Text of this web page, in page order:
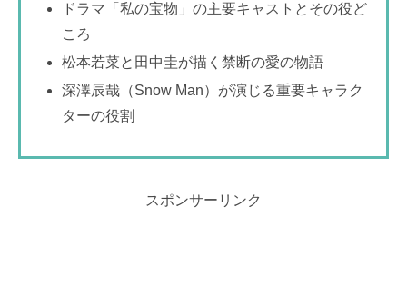
ドラマ「私の宝物」の主要キャストとその役ど
ころ
松本若菜と田中圭が描く禁断の愛の物語
深澤辰哉（Snow Man）が演じる重要キャラク
ターの役割
スポンサーリンク